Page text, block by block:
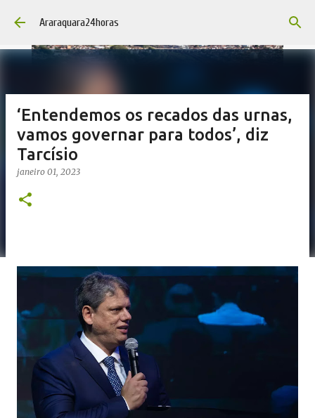
Pular para o conteúdo principal
Araraquara24horas
‘Entendemos os recados das urnas,
vamos governar para todos’, diz
Tarcísio
janeiro 01, 2023